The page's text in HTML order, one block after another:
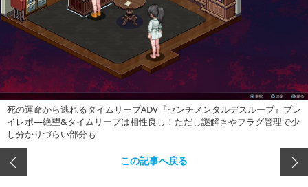
死の運命から逃れるタイムリープADV『センチメンタルデスループ』プレ
イレポ―絶望&タイムリープは相性良し！ただし謎解きやフラグ管理で少
し分かりづらい部分も
この記事へ戻る